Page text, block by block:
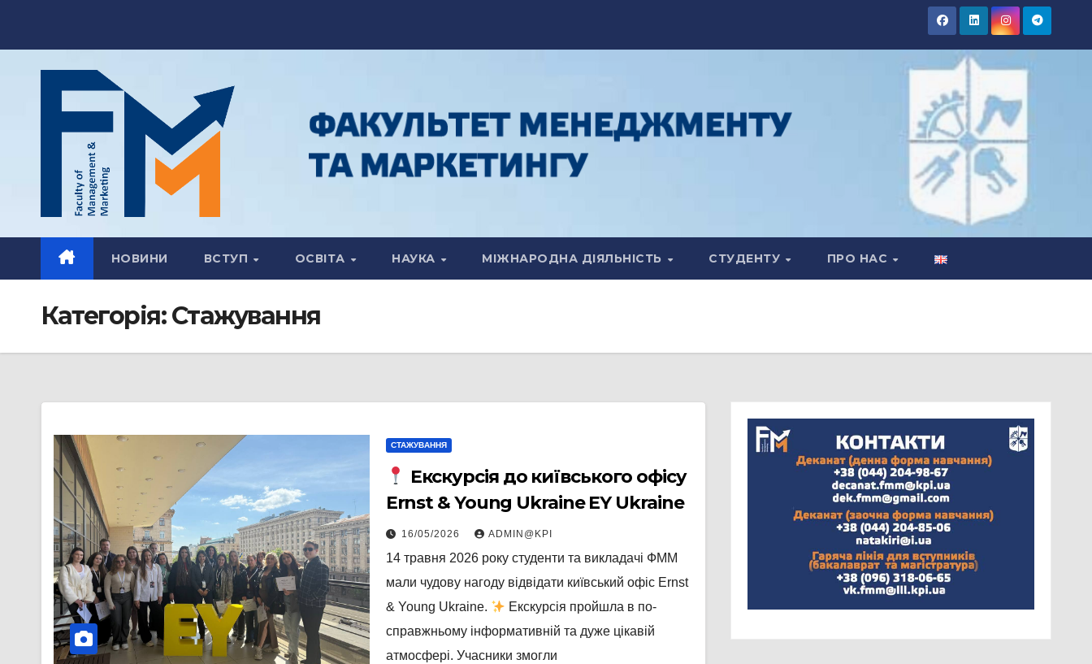
НОВИНИ ВСТУП ОСВІТА НАУКА МІЖНАРОДНА ДІЯЛЬНІСТЬ СТУДЕНТУ ПРО НАС
Категорія:Стажування
СТАЖУВАННЯ
Екскурсія до київського офісу
Ernst & Young Ukraine EY Ukraine
16/05/2026 ADMIN@KPI
14 травня 2026 року студенти та викладачі ФММ
мали чудову нагоду відвідати київський офіс Ernst
& Young Ukraine.
Екскурсія пройшла в по-
справжньому інформативній та дуже цікавій
атмосфері. Учасники змогли